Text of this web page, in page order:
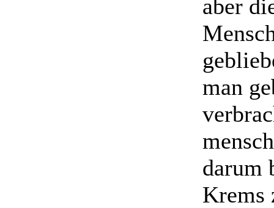
aber
man
darum
Krems